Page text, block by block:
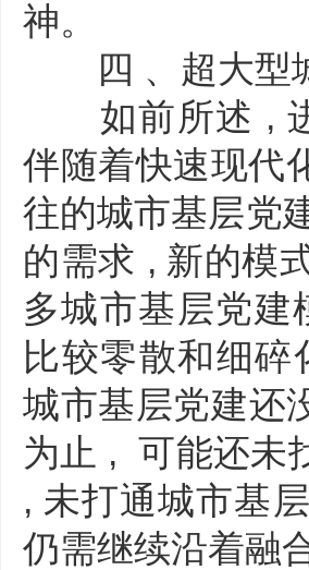
神。
四 、超大型
如前所述 , 进
伴随着快速现代
往的城市基层党
的需求 , 新的模
多城市基层党
比较零散和细
城市基层党建还
为止 , 可能还未
, 未打通城市基
仍需继续沿着融